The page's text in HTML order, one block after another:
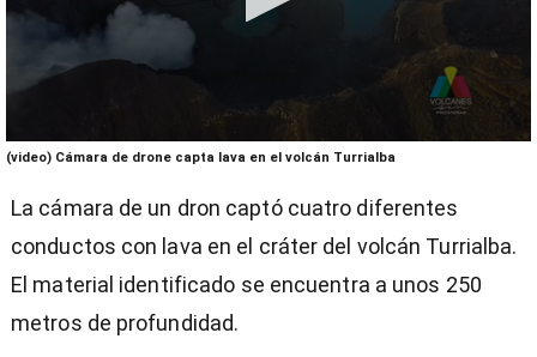
0
seconds
5
46
(video) Cámara de drone capta lava en el volcán Turrialba
La cámara de un dron captó cuatro diferentes
conductos con lava en el cráter del volcán Turrialba.
El material identificado se encuentra a unos 250
metros de profundidad.